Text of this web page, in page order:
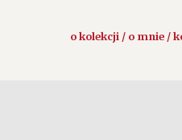
o kolekcji / o mnie /